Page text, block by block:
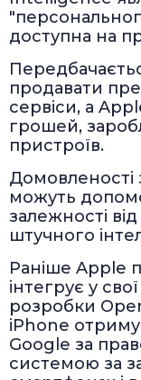
доступна на
продавати
сервіси, а
грошей,
пристроїв.
Домовленості
можуть
залежності
штучного
Раніше Apple
інтегрує у
розробки
iPhone
Google за
системою за